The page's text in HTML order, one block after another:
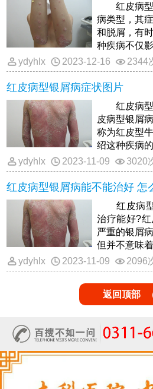
红皮病型
病类型，其
和脱屑，有
种疾病不仅
能对患者的
ydyhlx 2023-12-16 2344
红皮病型银屑病症状图片
红皮病型
皮病型银屑
称为红皮型
绍这种疾病
个方面：
ydyhlx 2023-11-09 3020
红皮病型银屑病能不能治好 怎
红皮病型
治疗能好?
严重的银屑
但并不意味
于红皮病型
ydyhlx 2023-11-09 2096
返回顶部